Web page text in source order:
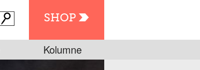
SHOP
Kolumne